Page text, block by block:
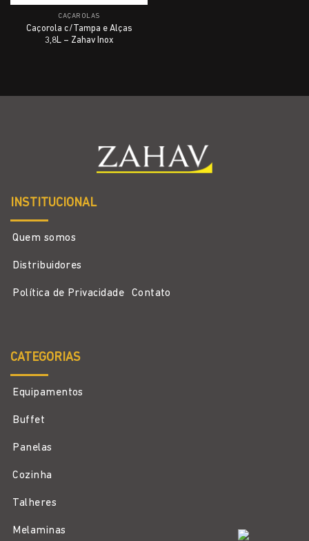
CAÇAROLAS
Caçorola c/Tampa e Alças
3,8L – Zahav Inox
INSTITUCIONAL
Quem somos
Distribuidores
Política de Privacidade Contato
CATEGORIAS
Equipamentos
Buffet
Panelas
Cozinha
Talheres
Melaminas